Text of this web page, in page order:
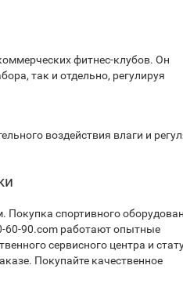
фитнес-клубов. Он
так и отдельно, регулируя
воздействия влаги и
спортивного
60-90.com работают опытные
сервисного центра и
Покупайте качественное